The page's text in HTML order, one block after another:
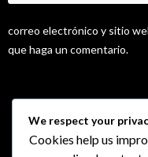
correo electrónico y sitio
que haga un comentario.
We respect your
Cookies help us